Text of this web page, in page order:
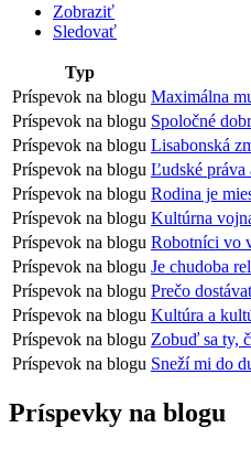
Zobraziť
Sledovať
Typ
Príspevok na blogu Maximálna
Príspevok na blogu Spoločné
Príspevok na blogu Lisabonská
Príspevok na blogu Ľudské práva
Príspevok na blogu Rodina je
Príspevok na blogu Kultúrna
Príspevok na blogu Robotníci vo
Príspevok na blogu Je chudoba
Príspevok na blogu Prečo
Príspevok na blogu Kultúra a
Príspevok na blogu Zobuď sa ty,
Príspevok na blogu Sneží mi do
Príspevky na blogu